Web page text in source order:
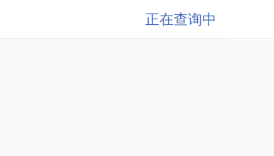
正在查询中